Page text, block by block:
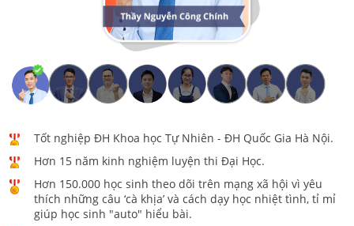
Tốt nghiệp ĐH Khoa học Tự Nhiên - ĐH Quốc Gia Hà Nội.
Hơn 15 năm kinh nghiệm luyện thi Đại Học.
Hơn 150.000 học sinh theo dõi trên mạng xã hội vì yêu
thích những câu ‘cà khịa’ và cách dạy học nhiệt tình, tỉ mỉ
giúp học sinh "auto" hiểu bài.